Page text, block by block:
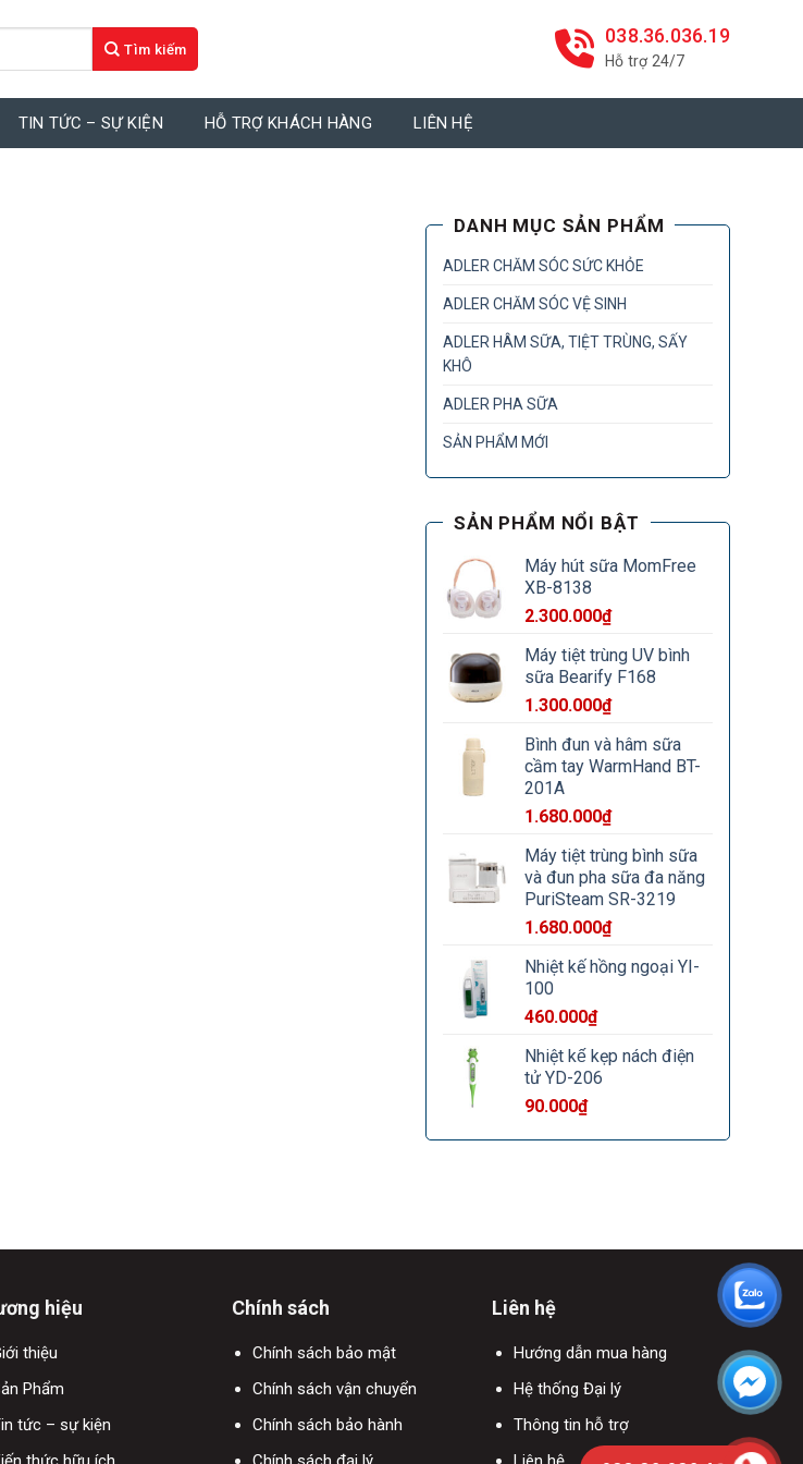
038.36.036.19
Hỗ trợ 24/7
TIN TỨC – SỰ KIỆN HỖ TRỢ KHÁCH HÀNG LIÊN HỆ
DANH MỤC SẢN PHẨM
ADLER CHĂM SÓC SỨC KHỎE
ADLER CHĂM SÓC VỆ SINH
ADLER HÂM SỮA, TIỆT TRÙNG, SẤY
KHÔ
ADLER PHA SỮA
SẢN PHẨM MỚI
SẢN PHẨM NỔI BẬT
Máy hút sữa MomFree
XB-8138
2.300.000₫
Máy tiệt trùng UV bình
sữa Bearify F168
1.300.000₫
Bình đun và hâm sữa
cầm tay WarmHand BT-
201A
1.680.000₫
Máy tiệt trùng bình sữa
và đun pha sữa đa năng
PuriSteam SR-3219
1.680.000₫
Nhiệt kế hồng ngoại YI-
100
460.000₫
Nhiệt kế kẹp nách điện
tử YD-206
90.000₫
hiệu
thiệu
Phẩm
tức – sự kiện
Chính sách
Chính sách bảo mật
Chính sách vận chuyển
Chính sách bảo hành
Liên hệ
Hướng dẫn mua hàng
Hệ thống Đại lý
Thông tin hỗ trợ